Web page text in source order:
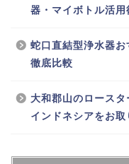
器・マイボトル活用
蛇口直結型浄水器
徹底比較
大和郡山のロース
インドネシアをお取